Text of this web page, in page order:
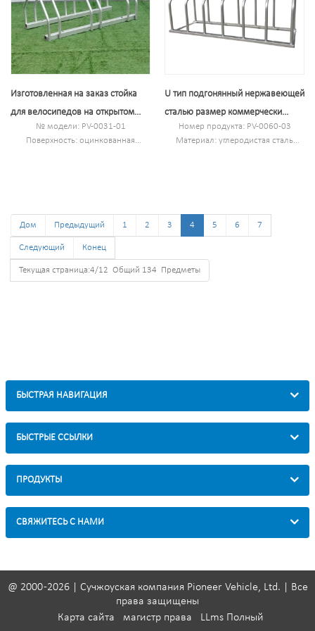
Размер: 158.539,5*24,5 см
Отделка: горячеоцинкованная
Изготовленная на заказ стойка
для велосипедов на открытом
воздухе для напольной стойки
№ модели: PV-0031-01
Поверхность: оцинкованная
U тип подгонянный нержавеющей
сталью размер коммерчески
рельсовый велосипед стеллаж
Номер продукта: PV-0060-03
Материал: углеродистая сталь
Дом
Предыдущий 1 2 3 4 5 6 7
Следующий Конец
Текущая страница:4/12 Общий 134 Предметы
БЫСТРАЯ НАВИГАЦИЯ
БЫСТРЫЕ ССЫЛКИ
ПРОДУКТЫ
СВЯЖИТЕСЬ С НАМИ
@ 2000 -2026 | Сучжоуская компания Pioneer Vehicle, Ltd. | Все
права защищены
Карта сайта
магистр права LLms Полный